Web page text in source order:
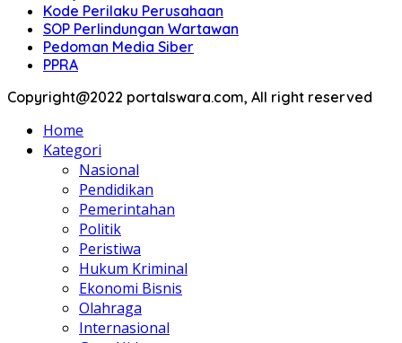
Kode Perilaku Perusahaan
SOP Perlindungan Wartawan
Pedoman Media Siber
PPRA
Copyright@2022 portalswara.com, All right reserved
Home
Kategori
Nasional
Pendidikan
Pemerintahan
Politik
Peristiwa
Hukum Kriminal
Ekonomi Bisnis
Olahraga
Internasional